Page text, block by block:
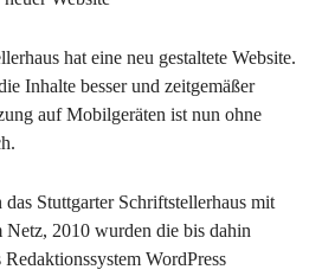
hat eine neu gestaltete Website.
Inhalte besser und zeitgemäßer
auf Mobilgeräten ist nun ohne
das Stuttgarter Schriftstellerhaus mit
Netz, 2010 wurden die bis dahin
WordPress